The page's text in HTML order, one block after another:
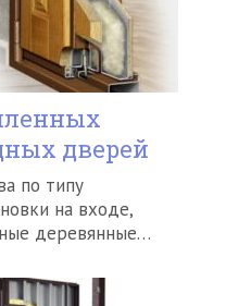
дверей
по типу
на входе,
деревянные…